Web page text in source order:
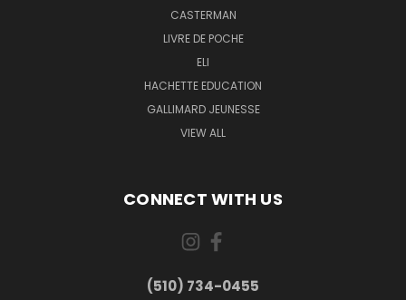
CASTERMAN
LIVRE DE POCHE
ELI
HACHETTE EDUCATION
GALLIMARD JEUNESSE
VIEW ALL
CONNECT WITH US
(510) 734-0455